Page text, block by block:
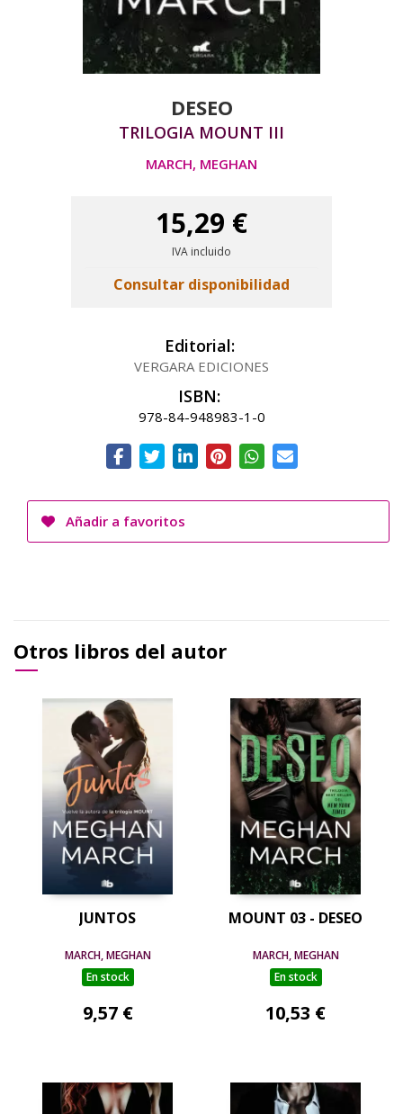
DESEO
TRILOGIA MOUNT III
MARCH, MEGHAN
15,29 €
IVA incluido
Consultar disponibilidad
Editorial:
VERGARA EDICIONES
ISBN:
978-84-948983-1-0
Añadir a favoritos
Otros libros del autor
JUNTOS
MARCH, MEGHAN
En stock
9,57 €
MOUNT 03 - DESEO
MARCH, MEGHAN
En stock
10,53 €